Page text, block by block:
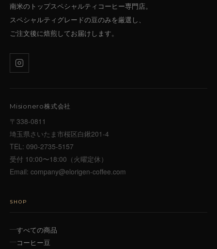
南米のトップスペシャルティコーヒー専門店。
スペシャルティグレードの豆のみを厳選し、
ご注文後に焙煎してお届けします。
Misionero株式会社
〒338-0811
埼玉県さいたま市桜区白鍬201-4
TEL: 090-2735-5157
受付 10:00〜18:00（火曜定休）
Email: company@elorigen-coffee.com
SHOP
すべての商品
コーヒー豆